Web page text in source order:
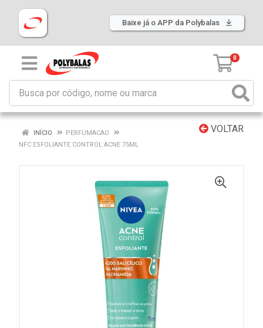
Baixe já o APP da Polybalas
0
VOLTAR
INÍCIO
PERFUMACAO
NFC ESFOLIANTE CONTROL ACNE 75ML